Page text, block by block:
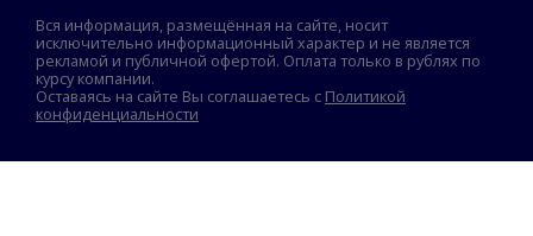
Вся информация, размещённая на сайте, носит
исключительно информационный характер и не является
рекламой и публичной офертой. Оплата только в рублях по
курсу компании.
Оставаясь на сайте Вы соглашаетесь с Политикой
конфиденциальности